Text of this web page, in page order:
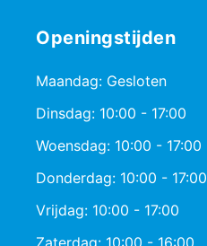
Openingstijden
Maandag: Gesloten
Dinsdag: 10:00 - 17:00
Woensdag: 10:00 - 17:00
Donderdag: 10:00 - 17:00
Vrijdag: 10:00 - 17:00